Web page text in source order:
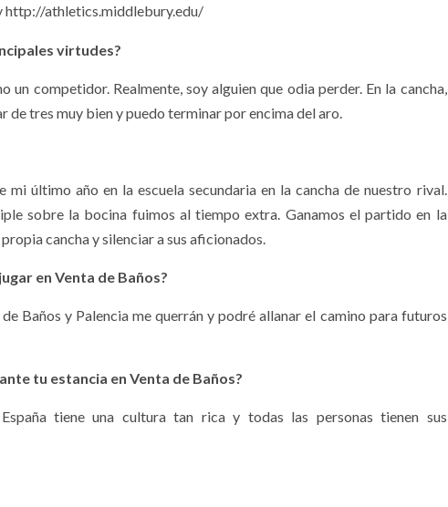
http://athletics.middlebury.edu/
virtudes?
competidor. Realmente, soy alguien que odia perder. En la cancha,
de tres muy bien y puedo terminar por encima del aro.
último año en la escuela secundaria en la cancha de nuestro rival.
sobre la bocina fuimos al tiempo extra. Ganamos el partido en la
cancha y silenciar a sus aficionados.
en Venta de Baños?
Baños y Palencia me querrán y podré allanar el camino para futuros
tu estancia en Venta de Baños?
tiene una cultura tan rica y todas las personas tienen sus